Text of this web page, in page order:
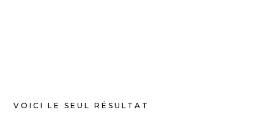
VOICI LE SEUL RÉSULTAT